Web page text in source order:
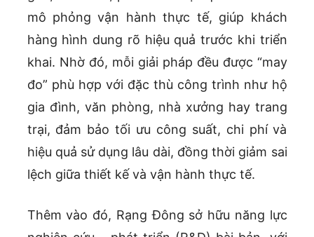
mô phỏng vận hành thực tế, giúp khách
hàng hình dung rõ hiệu quả trước khi triển
khai. Nhờ đó, mỗi giải pháp đều được “may
đo” phù hợp với đặc thù công trình như hộ
gia đình, văn phòng, nhà xưởng hay trang
trại, đảm bảo tối ưu công suất, chi phí và
hiệu quả sử dụng lâu dài, đồng thời giảm sai
lệch giữa thiết kế và vận hành thực tế.
Thêm vào đó, Rạng Đông sở hữu năng lực